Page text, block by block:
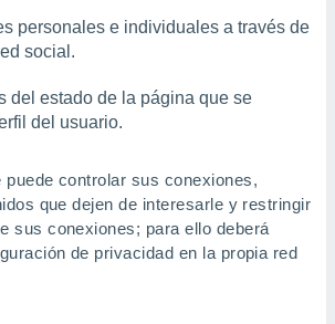
personales e individuales a través de
social.
del estado de la página que se
del usuario.
puede controlar sus conexiones,
que dejen de interesarle y restringir
sus conexiones; para ello deberá
de privacidad en la propia red